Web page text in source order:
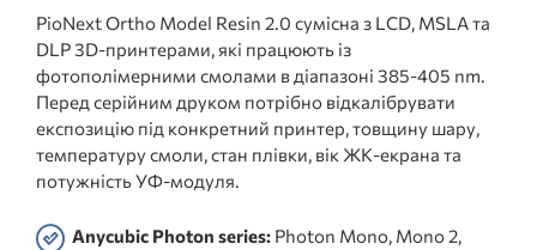
PioNext Ortho Model Resin 2.0 сумісна з LCD, MSLA та
DLP 3D-принтерами, які працюють із
фотополімерними смолами в діапазоні 385-405 nm.
Перед серійним друком потрібно відкалібрувати
експозицію під конкретний принтер, товщину шару,
температуру смоли, стан плівки, вік ЖК-екрана та
потужність УФ-модуля.
Anycubic Photon series: Photon Mono, Mono 2,